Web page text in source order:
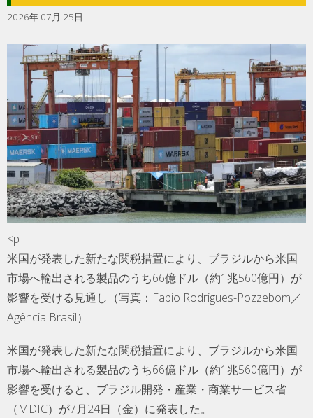
2026年 07月 25日
<p
米国が発表した新たな関税措置により、ブラジルから米国
市場へ輸出される製品のうち66億ドル（約1兆560億円）が
影響を受ける見通し（写真：Fabio Rodrigues-Pozzebom／
Agência Brasil）
米国が発表した新たな関税措置により、ブラジルから米国
市場へ輸出される製品のうち66億ドル（約1兆560億円）が
影響を受けると、ブラジル開発・産業・商業サービス省
（MDIC）が7月24日（金）に発表した。